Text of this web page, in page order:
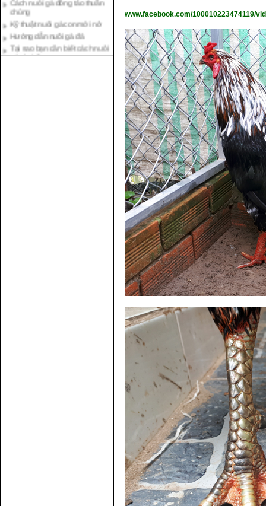
Kỹ thuật nuôi gà con mới nở
Hướng dẫn nuôi gà đá
Tại sao bạn cần biết cách nuôi
gà chọi ?
Cách điều trị bệnh sổ mũi cho
www.facebook.com/100010223474119/